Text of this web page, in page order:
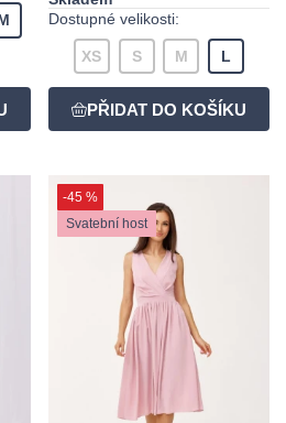
Dostupné velikosti:
XS S M L
-45 %
Svatební host